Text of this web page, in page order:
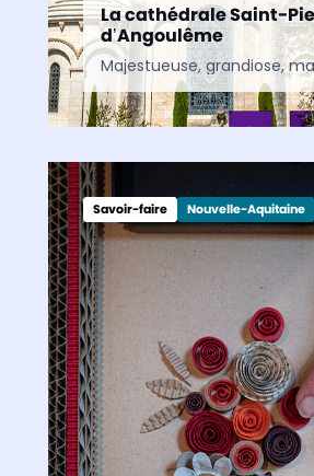
La cathédrale Saint-
d’Angoulême
Savoir-faire Nouvelle-Aquitaine